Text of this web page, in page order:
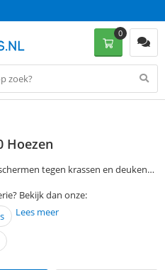
0
Hoezen
tegen krassen en deuken?
op werkdagen voor 13:00 en
dag al in huis. Zonder
Bekijk dan onze:
Lees meer